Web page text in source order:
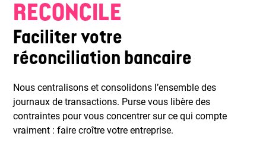
RECONCILE
Faciliter votre
réconciliation bancaire
Nous centralisons et consolidons l’ensemble des
journaux de transactions. Purse vous libère des
contraintes pour vous concentrer sur ce qui compte
vraiment : faire croître votre entreprise.